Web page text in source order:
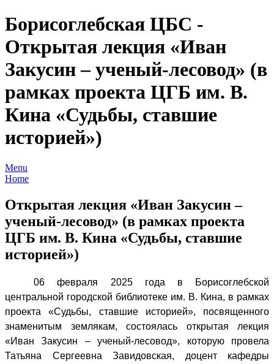
Борисоглебская ЦБС -
Открытая лекция «Иван
Закусин – ученый-лесовод» (в
рамках проекта ЦГБ им. В.
Кина «Судьбы, ставшие
историей»)
Menu
Home
Открытая лекция «Иван Закусин –
ученый-лесовод» (в рамках проекта
ЦГБ им. В. Кина «Судьбы, ставшие
историей»)
06 февраля 2025 года в Борисоглебской
центральной городской библиотеке им. В. Кина, в рамках
проекта «Судьбы, ставшие историей», посвященного
знаменитым землякам, состоялась открытая лекция
«Иван Закусин – ученый-лесовод», которую провела
Татьяна Сергеевна Завидовская, доцент кафедры